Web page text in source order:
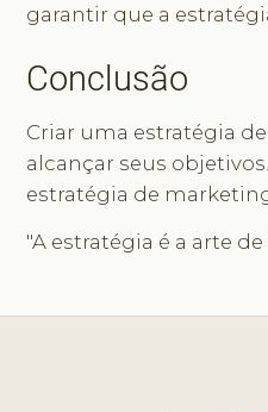
garantir que a
Conclusão
Criar uma estratégia
alcançar seus
estratégia de
"A estratégia é a arte